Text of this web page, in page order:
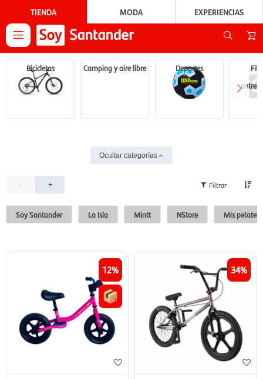
TIENDA MODA EXPERIENCIAS

Bicicletas Camping y aire libre Deportes
Ocultar categorías
- +
Soy Santander La Isla Mintt NStore Mis petates
12 34